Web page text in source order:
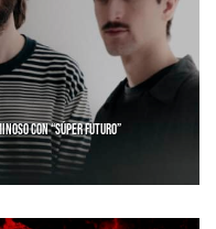
CON “SÚPER FUTURO”